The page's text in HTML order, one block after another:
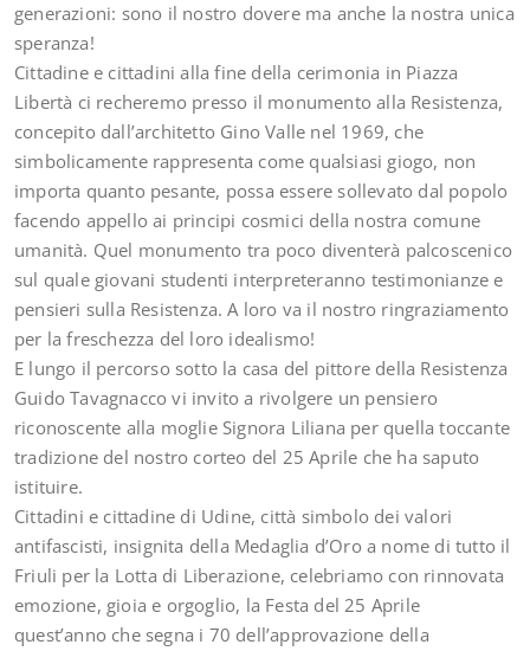
generazioni: sono il nostro dovere ma anche la nostra unica
speranza!
Cittadine e cittadini alla fine della cerimonia in Piazza
Libertà ci recheremo presso il monumento alla Resistenza,
concepito dall’architetto Gino Valle nel 1969, che
simbolicamente rappresenta come qualsiasi giogo, non
importa quanto pesante, possa essere sollevato dal popolo
facendo appello ai principi cosmici della nostra comune
umanità. Quel monumento tra poco diventerà palcoscenico
sul quale giovani studenti interpreteranno testimonianze e
pensieri sulla Resistenza. A loro va il nostro ringraziamento
per la freschezza del loro idealismo!
E lungo il percorso sotto la casa del pittore della Resistenza
Guido Tavagnacco vi invito a rivolgere un pensiero
riconoscente alla moglie Signora Liliana per quella toccante
tradizione del nostro corteo del 25 Aprile che ha saputo
istituire.
Cittadini e cittadine di Udine, città simbolo dei valori
antifascisti, insignita della Medaglia d’Oro a nome di tutto il
Friuli per la Lotta di Liberazione, celebriamo con rinnovata
emozione, gioia e orgoglio, la Festa del 25 Aprile
quest’anno che segna i 70 dell’approvazione della